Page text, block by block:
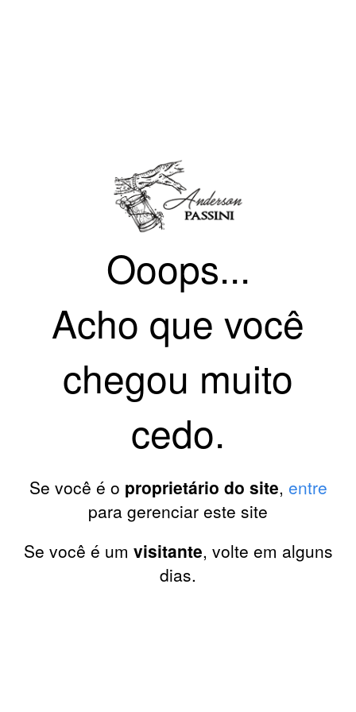
Ooops...
Acho que você
chegou muito
cedo.
Se você é o proprietário do site, entre
para gerenciar este site
Se você é um visitante, volte em alguns
dias.